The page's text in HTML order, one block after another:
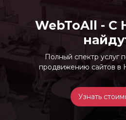
WebToAll - С
Полный спектр услуг
продвижению сайтов в
Узнать